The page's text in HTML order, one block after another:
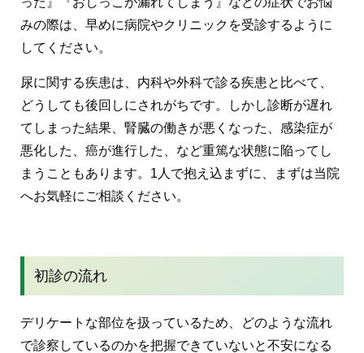
みの際は、早めに病院やクリニックを受診するように
してください。
尿に関する疾患は、内科や外科で診る疾患と比べて、
どうしても後回しにされがちです。しかし診断が遅れ
てしまった結果、腎臓の働きが悪くなった、感染症が
悪化した、癌が進行した、など重篤な状態に陥ってし
まうこともあります。1人で抱え込まずに、まずは当院
へお気軽にご相談ください。
初診の流れ
デリケートな部位を扱っているため、どのような流れ
で診察しているのかを把握できていないと不安になる